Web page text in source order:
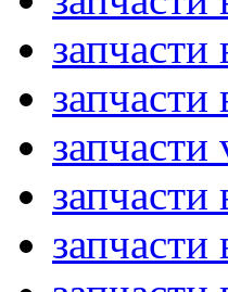
запчасти
запчасти
запчасти
запчасти